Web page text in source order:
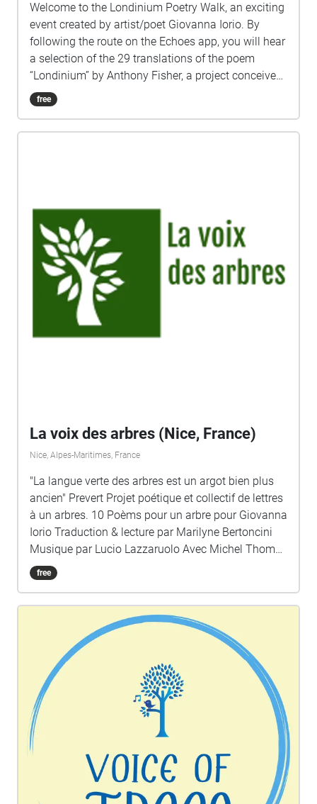
Welcome to the Londinium Poetry Walk, an exciting
event created by artist/poet Giovanna Iorio. By
following the route on the Echoes app, you will hear
a selection of the 29 translations of the poem
“Londinium” by Anthony Fisher, a project conceived
to celebrate difference and the 300 languages
spoken in London. You can read the poems here:
translation. https://voiceportraits.weebly.com/blog
Anthony Fisher and Giovanna Iorio
free
La voix des arbres (Nice, France)
Nice, Alpes-Maritimes, France
"La langue verte des arbres est un argot bien plus
ancien" Prevert Projet poétique et collectif de lettres
à un arbres. 10 Poèms pour un arbre pour Giovanna
Iorio Traduction & lecture par Marilyne Bertoncini
Musique par Lucio Lazzaruolo Avec Michel Thomas
Vieulle (Place du Pin) Ile Eniger (La Place Garibaldi)
Colette Daviles Estinés (Place Pellegrini) Ho Da Hili
free